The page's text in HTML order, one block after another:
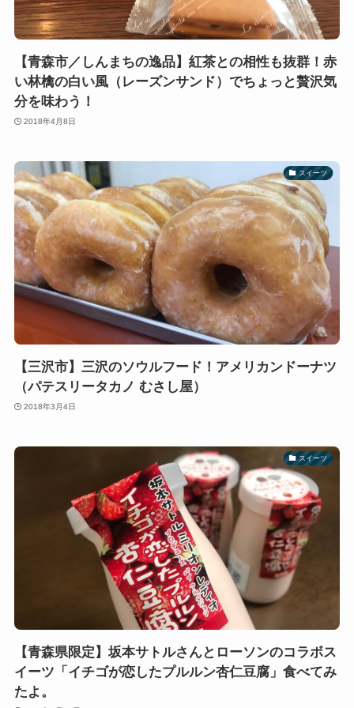
【青森市／しんまちの逸品】紅茶との相性も抜群！赤
い林檎の白い風（レーズンサンド）でちょっと贅沢気
分を味わう！
2018年4月8日
スイーツ
【三沢市】三沢のソウルフード！アメリカンドーナツ
（パテスリータカノ むさし屋）
2018年3月4日
スイーツ
【青森県限定】坂本サトルさんとローソンのコラボス
イーツ「イチゴが恋したプルルン杏仁豆腐」食べてみ
たよ。